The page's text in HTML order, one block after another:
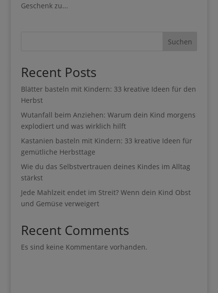
Geschenk zu...
Suchen
Recent Posts
Blätter basteln mit Kindern: 33 kreative Ideen für den
Herbst
Wutanfall beim Anziehen: Warum dein Kind morgens
explodiert und was wirklich hilft
Kastanien basteln mit Kindern: 33 kreative Ideen für
gemütliche Herbsttage
Wie du das Selbstvertrauen deines Kindes im Alltag
stärkst
Jede Mahlzeit endet im Streit? Wenn dein Kind Obst
und Gemüse verweigert
Recent Comments
Es sind keine Kommentare vorhanden.